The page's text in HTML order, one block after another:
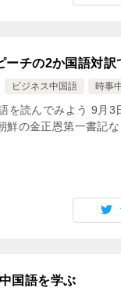
チの2か国語対訳
ビジネス中国語 時事
を読んでみよう 9月
鮮の金正恩第一書記
国語を学ぶ